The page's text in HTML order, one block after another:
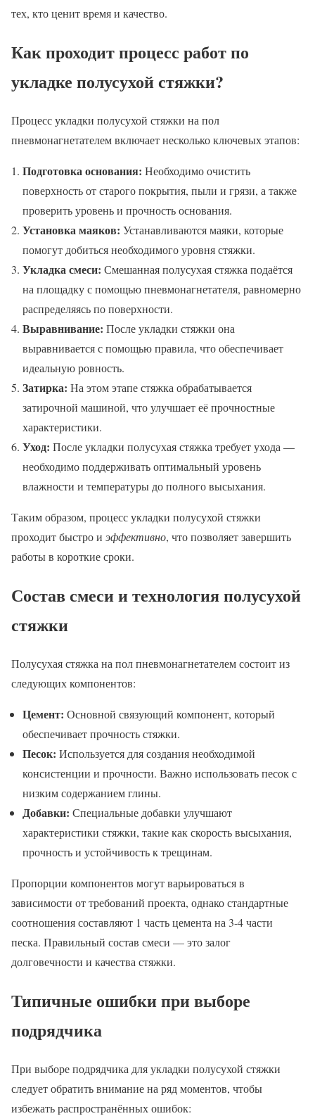
тех, кто ценит время и качество.
Как проходит процесс работ по
укладке полусухой стяжки?
Процесс укладки полусухой стяжки на пол
пневмонагнетателем включает несколько ключевых этапов:
Подготовка основания: Необходимо очистить
поверхность от старого покрытия, пыли и грязи, а также
проверить уровень и прочность основания.
Установка маяков: Устанавливаются маяки, которые
помогут добиться необходимого уровня стяжки.
Укладка смеси: Смешанная полусухая стяжка подаётся
на площадку с помощью пневмонагнетателя, равномерно
распределяясь по поверхности.
Выравнивание: После укладки стяжки она
выравнивается с помощью правила, что обеспечивает
идеальную ровность.
Затирка: На этом этапе стяжка обрабатывается
затирочной машиной, что улучшает её прочностные
характеристики.
Уход: После укладки полусухая стяжка требует ухода —
необходимо поддерживать оптимальный уровень
влажности и температуры до полного высыхания.
Таким образом, процесс укладки полусухой стяжки
проходит быстро и эффективно, что позволяет завершить
работы в короткие сроки.
Состав смеси и технология полусухой
стяжки
Полусухая стяжка на пол пневмонагнетателем состоит из
следующих компонентов:
Цемент: Основной связующий компонент, который
обеспечивает прочность стяжки.
Песок: Используется для создания необходимой
консистенции и прочности. Важно использовать песок с
низким содержанием глины.
Добавки: Специальные добавки улучшают
характеристики стяжки, такие как скорость высыхания,
прочность и устойчивость к трещинам.
Пропорции компонентов могут варьироваться в
зависимости от требований проекта, однако стандартные
соотношения составляют 1 часть цемента на 3-4 части
песка. Правильный состав смеси — это залог
долговечности и качества стяжки.
Типичные ошибки при выборе
подрядчика
При выборе подрядчика для укладки полусухой стяжки
следует обратить внимание на ряд моментов, чтобы
избежать распространённых ошибок: